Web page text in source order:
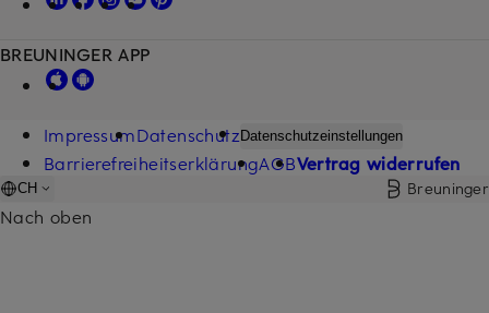
BREUNINGER APP
ImpressumDatenschutz Datenschutzeinstellungen
BarrierefreiheitserklärungAGBVertrag widerrufen
CH Breuninger
Nach oben